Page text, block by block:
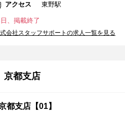
アクセス
東野駅
、掲載終了
会社スタッフサポートの求人一覧を見る
都支店
支店【01】